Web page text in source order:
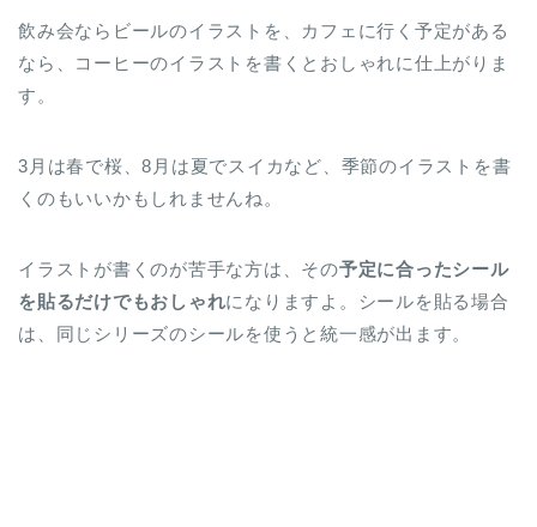
飲み会ならビールのイラストを、カフェに行く予定がある
なら、コーヒーのイラストを書くとおしゃれに仕上がりま
す。
3月は春で桜、8月は夏でスイカなど、季節のイラストを書
くのもいいかもしれませんね。
イラストが書くのが苦手な方は、その予定に合ったシール
を貼るだけでもおしゃれになりますよ。シールを貼る場合
は、同じシリーズのシールを使うと統一感が出ます。